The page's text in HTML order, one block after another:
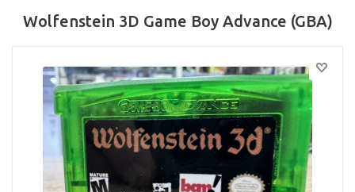
Wolfenstein 3D Game Boy Advance (GBA)